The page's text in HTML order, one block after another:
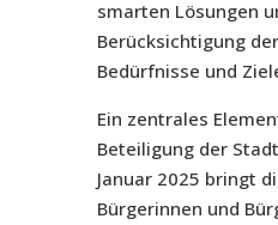
smarten Lösungen
Berücksichtigung
Bedürfnisse und
Ein zentrales
Beteiligung der
Januar 2025 bringt
Bürgerinnen und